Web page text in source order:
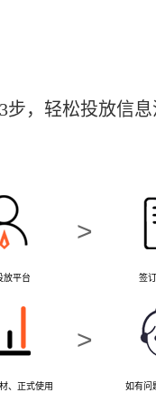
步，轻松投放信
放平台
>
签
、正式使用
>
如有问